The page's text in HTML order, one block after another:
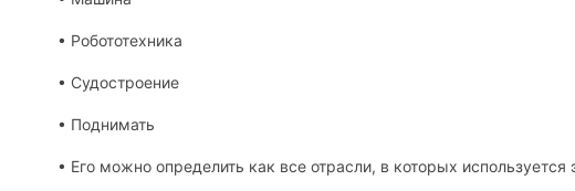
• Робототехника
• Судостроение
• Поднимать
• Его можно определить как все отрасли, в которых